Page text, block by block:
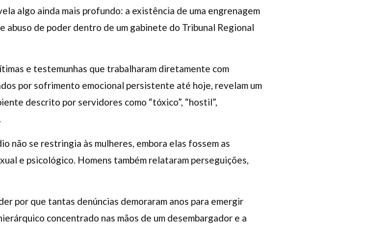
algo ainda mais profundo: a existência de uma engrenagem
abuso de poder dentro de um gabinete do Tribunal Regional
e testemunhas que trabalharam diretamente com
por sofrimento emocional persistente até hoje, revelam um
descrito por servidores como “tóxico”, “hostil”,
não se restringia às mulheres, embora elas fossem as
e psicológico. Homens também relataram perseguições,
por que tantas denúncias demoraram anos para emergir
concentrado nas mãos de um desembargador e a